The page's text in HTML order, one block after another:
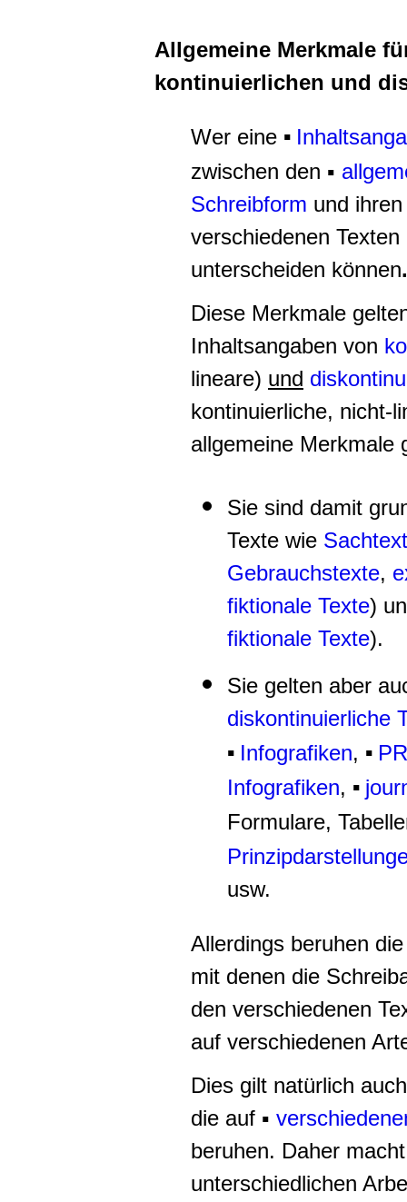
Allgemeine Merkmale
kontinuierlichen und
Wer eine ▪
zwischen den ▪
Schreibform und
verschiedenen Texten
unterscheiden können.
Diese Merkmale
Inhaltsangaben von
lineare) und
kontinuierliche, nicht-
allgemeine Merkmale
Sie sind damit
Texte wie
Gebrauchstexte,
fiktionale Texte)
fiktionale Texte).
Sie gelten aber
diskontinuierliche
▪ Infografiken, ▪
Infografiken, ▪
Formulare,
usw.
Allerdings beruhen
mit denen die
den verschiedenen
auf verschiedenen
Dies gilt natürlich
die auf ▪
beruhen. Daher
unterschiedlichen